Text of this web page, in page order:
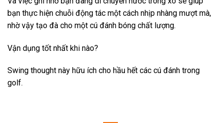
bạn thực hiện chuỗi động tác một cách nhịp nhàng mượt mà,
nhờ vậy tạo đà cho một cú đánh bóng chất lượng.
Vận dụng tốt nhất khi nào?
Swing thought này hữu ích cho hầu hết các cú đánh trong
golf.